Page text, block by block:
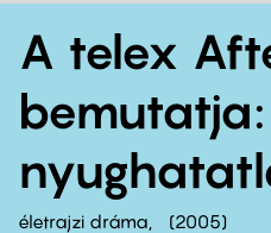
A telex
életrajzi dráma
2005